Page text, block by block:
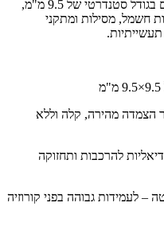
הן אומי כלוב מרובעים בגודל סטנדרטי של 9.5 מ"מ,
חשמל, מסילות ומתקני
הצמדה מהירה, קלה וללא
להרכבות ותחזוקה
– לעמידות גבוהה בפני קורוזיה